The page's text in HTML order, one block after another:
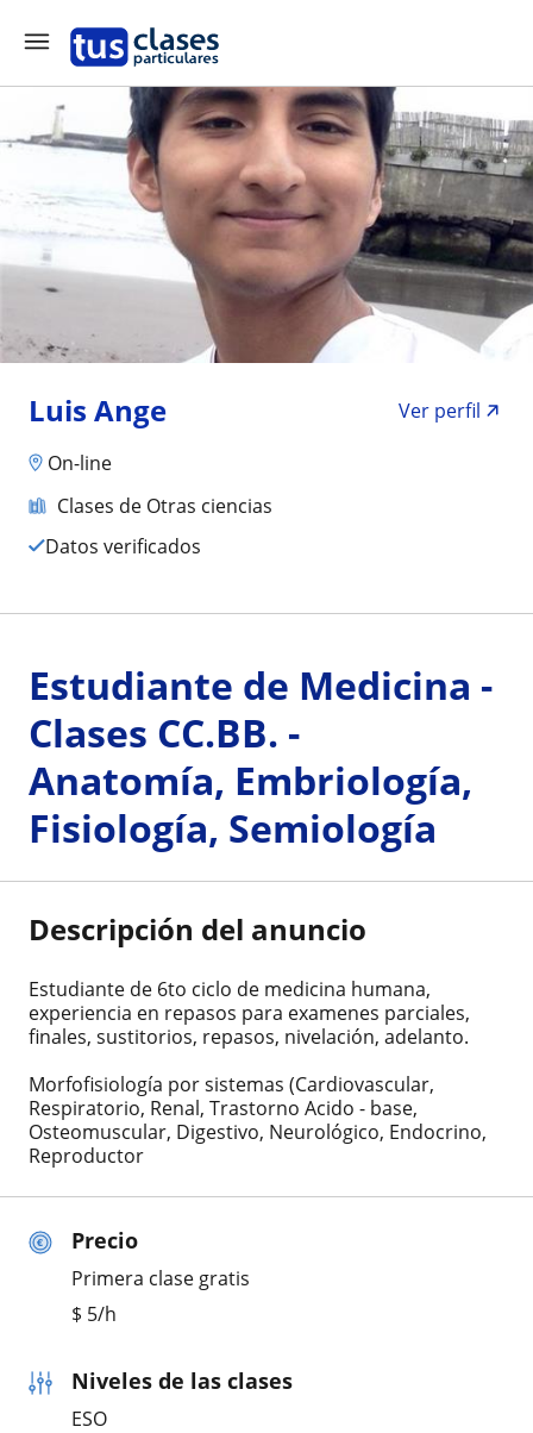
Luis Ange
Ver perfil
On-line
Clases de Otras ciencias
Datos verificados
Precio
Primera clase gratis
$ 5/h
Niveles de las clases
ESO
Estudiante de Medicina -
Clases CC.BB. -
Anatomía, Embriología,
Fisiología, Semiología
Descripción del anuncio
Estudiante de 6to ciclo de medicina humana,
experiencia en repasos para examenes parciales,
finales, sustitorios, repasos, nivelación, adelanto.
Morfofisiología por sistemas (Cardiovascular,
Respiratorio, Renal, Trastorno Acido - base,
Osteomuscular, Digestivo, Neurológico, Endocrino,
Reproductor